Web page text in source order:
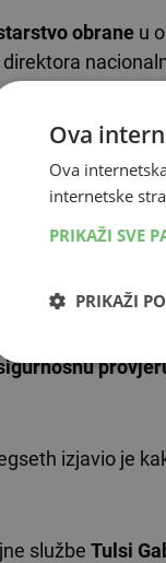
obrane u
materijali
portala.
u skladu s
izjavio je
službe Tulsi
Ova
Ova
internetske
PRIKAŽI SVE
PRIKAŽI